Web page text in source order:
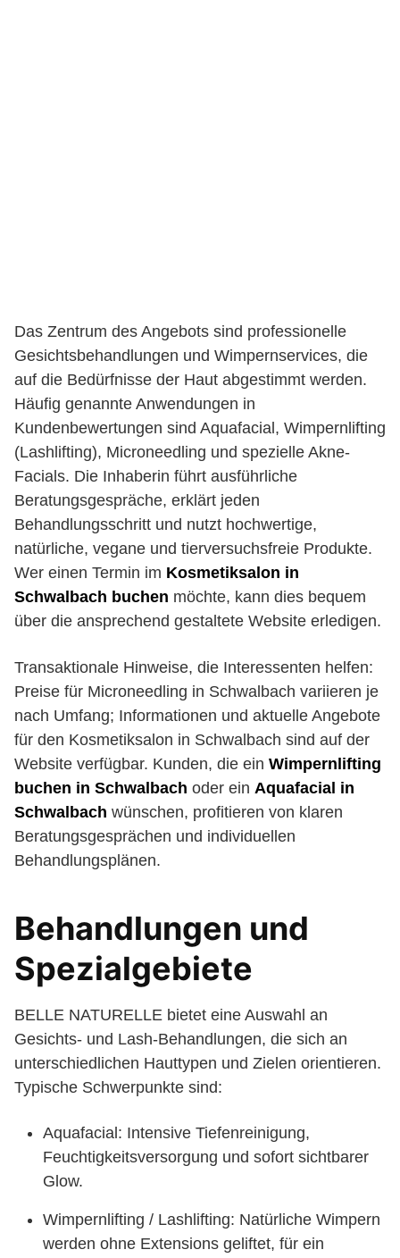
Das Zentrum des Angebots sind professionelle
Gesichtsbehandlungen und Wimpernservices, die
auf die Bedürfnisse der Haut abgestimmt werden.
Häufig genannte Anwendungen in
Kundenbewertungen sind Aquafacial, Wimpernlifting
(Lashlifting), Microneedling und spezielle Akne-
Facials. Die Inhaberin führt ausführliche
Beratungsgespräche, erklärt jeden
Behandlungsschritt und nutzt hochwertige,
natürliche, vegane und tierversuchsfreie Produkte.
Wer einen Termin im Kosmetiksalon in
Schwalbach buchen möchte, kann dies bequem
über die ansprechend gestaltete Website erledigen.
Transaktionale Hinweise, die Interessenten helfen:
Preise für Microneedling in Schwalbach variieren je
nach Umfang; Informationen und aktuelle Angebote
für den Kosmetiksalon in Schwalbach sind auf der
Website verfügbar. Kunden, die ein Wimpernlifting
buchen in Schwalbach oder ein Aquafacial in
Schwalbach wünschen, profitieren von klaren
Beratungsgesprächen und individuellen
Behandlungsplänen.
Behandlungen und
Spezialgebiete
BELLE NATURELLE bietet eine Auswahl an
Gesichts- und Lash-Behandlungen, die sich an
unterschiedlichen Hauttypen und Zielen orientieren.
Typische Schwerpunkte sind:
Aquafacial: Intensive Tiefenreinigung,
Feuchtigkeitsversorgung und sofort sichtbarer
Glow.
Wimpernlifting / Lashlifting: Natürliche Wimpern
werden ohne Extensions geliftet, für ein